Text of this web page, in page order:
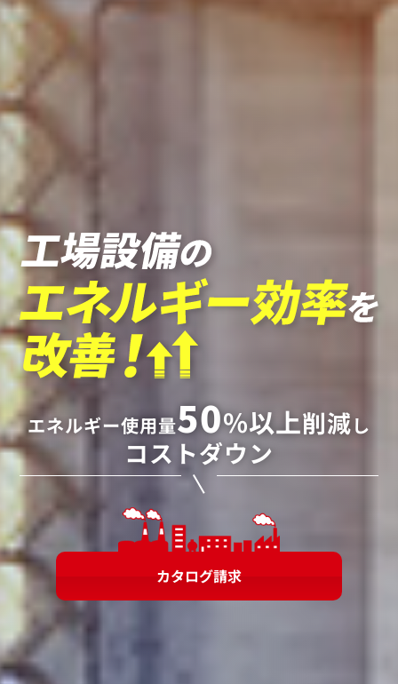
エネルギー使用量50%以上削減し
コストダウン
カタログ請求